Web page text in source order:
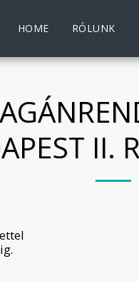
HOME RÓLUNK
II.